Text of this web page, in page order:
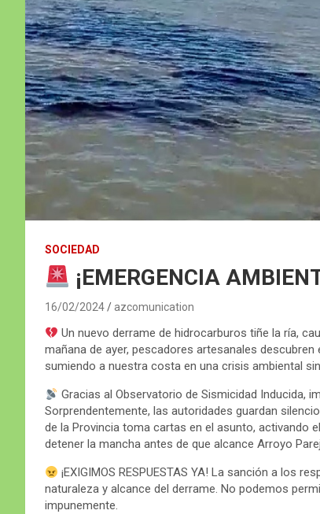
SOCIEDAD
¡EMERGENCIA
16/02/2024 azcomunication
Un nuevo derrame de hidrocarburos tiñe la ría,
mañana de ayer, pescadores artesanales
sumiendo a nuestra costa en una crisis ambiental
Gracias al Observatorio de Sismicidad Inducida,
Sorprendentemente, las autoridades guardan
de la Provincia toma cartas en el asunto, activando
detener la mancha antes de que alcance Arroyo
¡EXIGIMOS RESPUESTAS YA! La sanción a los
naturaleza y alcance del derrame. No podemos
impunemente.